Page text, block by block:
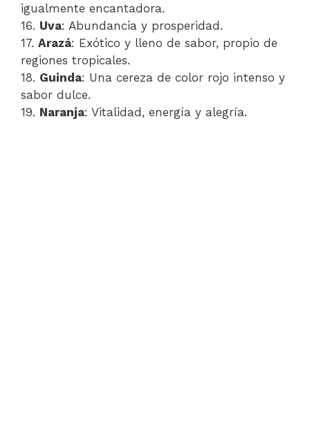
igualmente encantadora.
16. Uva: Abundancia y prosperidad.
17. Arazá: Exótico y lleno de sabor, propio de
regiones tropicales.
18. Guinda: Una cereza de color rojo intenso y
sabor dulce.
19. Naranja: Vitalidad, energía y alegría.